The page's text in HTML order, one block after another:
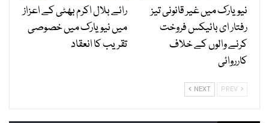
نیویارک میں غیر قانونی تیز
رفتار ای بائیکس فروخت
کرنے والوں کے خلاف
کارروائی
رائے بلال اکرم بھٹی کے اعزاز
میں نیویارک میں خصوصی
تقریب کا انعقاد
NEXT